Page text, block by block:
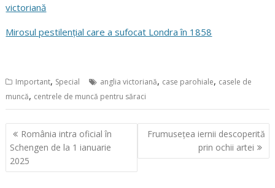
victoriană
Mirosul pestilențial care a sufocat Londra în 1858
Important, Special anglia victoriană, case parohiale, casele de
muncă, centrele de muncă pentru săraci
Navigare
în
articole
România intra oficial în
Schengen de la 1 ianuarie
2025
Frumusețea iernii descoperită
prin ochii artei